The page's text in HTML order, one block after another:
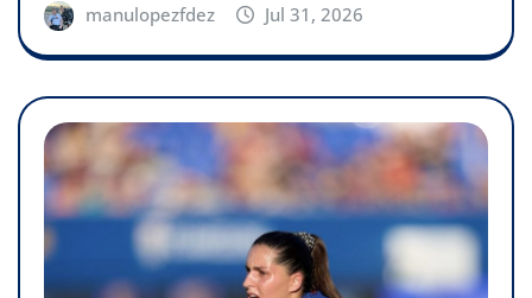
manulopezfdez Jul 31, 2026